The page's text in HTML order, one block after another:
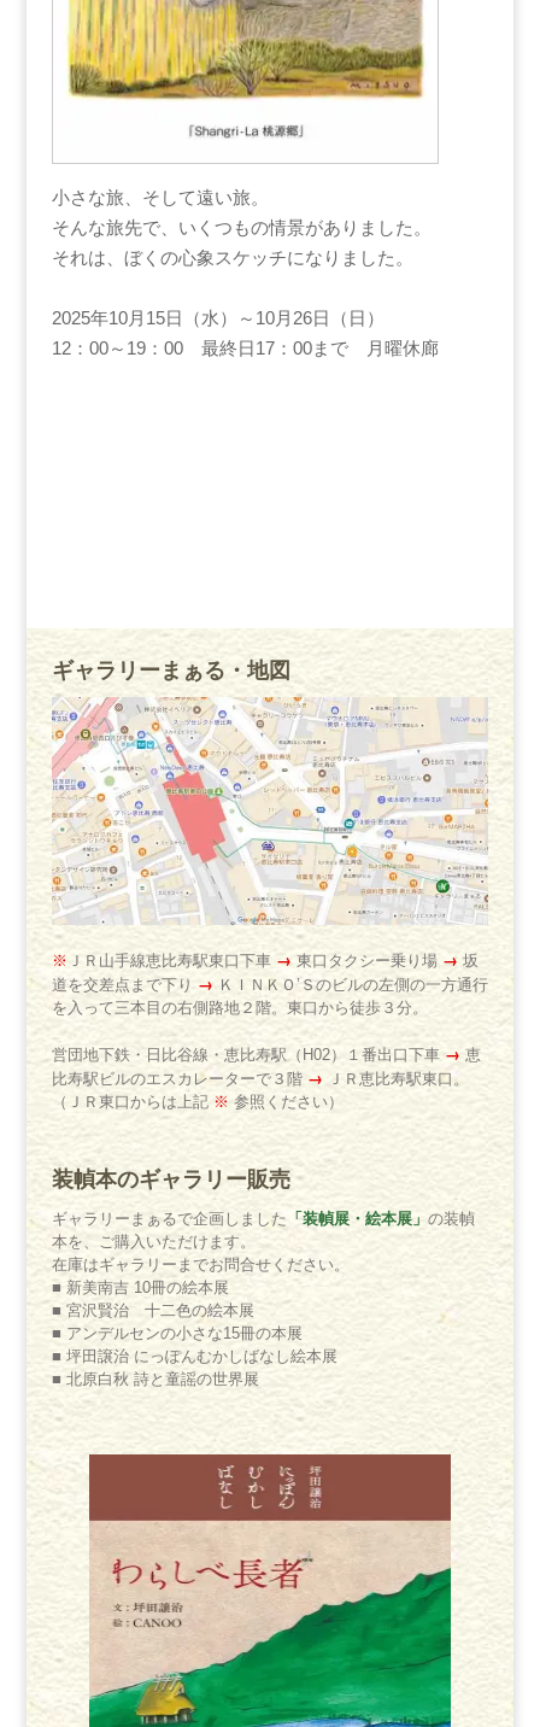
小さな旅、そして遠い旅。
そんな旅先で、いくつもの情景がありました。
それは、ぼくの心象スケッチになりました。
2025年10月15日（水）～10月26日（日）
12：00～19：00 最終日17：00まで 月曜休廊
ギャラリーまぁる・地図
※ ＪＲ山手線恵比寿駅東口下車 → 東口タクシー乗り場 → 坂
道を交差点まで下り → ＫＩＮＫＯ’Ｓのビルの左側の一方通行
を入って三本目の右側路地２階。東口から徒歩３分。
営団地下鉄・日比谷線・恵比寿駅（H02）１番出口下車 → 恵
比寿駅ビルのエスカレーターで３階 → ＪＲ恵比寿駅東口。
（ＪＲ東口からは上記※ 参照ください）
装幀本のギャラリー販売
ギャラリーまぁるで企画しました 「装幀展・絵本展」 の装幀
本を、ご購入いただけます。
在庫はギャラリーまでお問合せください。
■ 新美南吉 10冊の絵本展
■ 宮沢賢治 十二色の絵本展
■ アンデルセンの小さな15冊の本展
■ 坪田譲治 にっぽんむかしばなし絵本展
■ 北原白秋 詩と童謡の世界展